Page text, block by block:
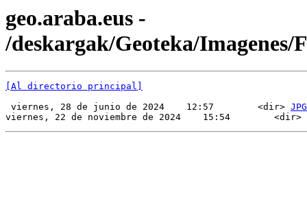
geo.araba.eus -
/deskargak/Geoteka/Imagenes/
[Al directorio principal]
viernes, 28 de junio de 2024    12:57        <dir> JPG
viernes, 22 de noviembre de 2024    15:54        <dir>